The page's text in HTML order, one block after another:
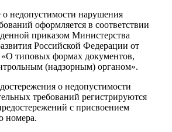
о недопустимости нарушения
оформляется в соответствии
приказом Министерства
Российской Федерации от
типовых формах документов,
(надзорным) органом».
о недопустимости
требований регистрируются
с присвоением
номера.